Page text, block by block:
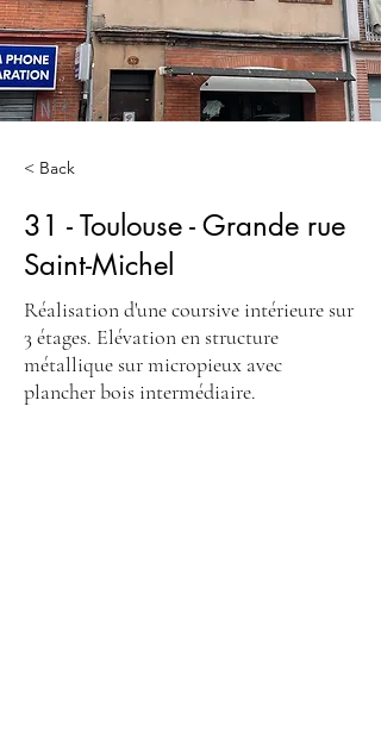
< Back
31 - Toulouse - Grande rue
Saint-Michel
Réalisation d'une coursive intérieure sur
3 étages. Elévation en structure
métallique sur micropieux avec
plancher bois intermédiaire.